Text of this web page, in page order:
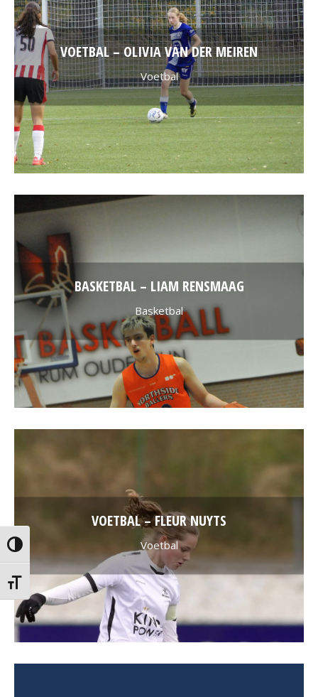
Toggle High Contrast
Toggle Font size
VOETBAL – OLIVIA VAN DER MEIREN
Voetbal
BASKETBAL – LIAM RENSMAAG
Basketbal
VOETBAL – FLEUR NUYTS
Voetbal